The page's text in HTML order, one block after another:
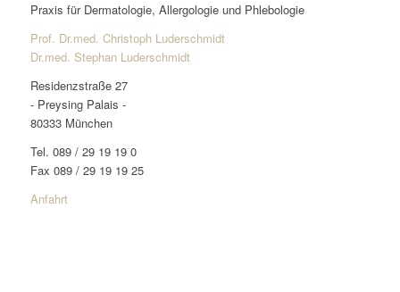
Praxis für Dermatologie, Allergologie und Phlebologie
Prof. Dr.med. Christoph Luderschmidt
Dr.med. Stephan Luderschmidt
Residenzstraße 27
- Preysing Palais -
80333 München
Tel. 089 / 29 19 19 0
Fax 089 / 29 19 19 25
Anfahrt